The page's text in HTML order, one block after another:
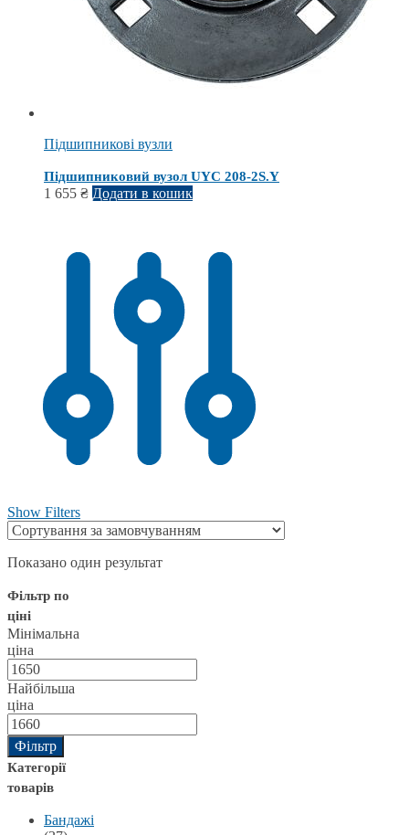
Підшипникові вузли
Підшипниковий вузол UYC 208-2S.Y
1 655 ₴ Додати в кошик
Show Filters
Показано один результат
Фільтр по
ціні
Мінімальна
ціна
Найбільша
ціна
Фільтр
Категорії
товарів
Бандажі